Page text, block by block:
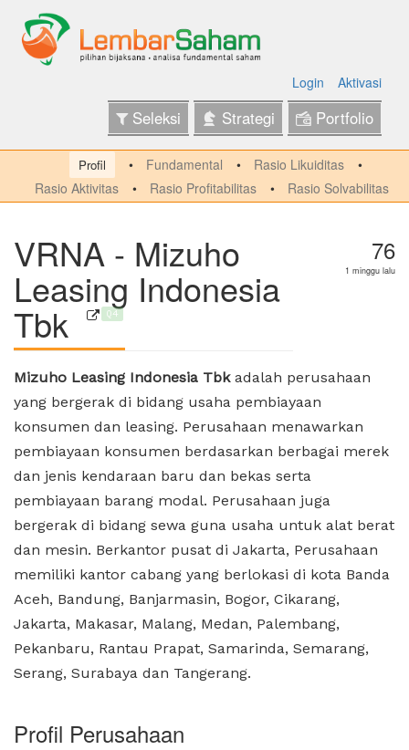
Login Aktivasi
Seleksi Strategi Portfolio
Profil Fundamental
Rasio Likuiditas
Rasio Aktivitas
Rasio Profitabilitas Rasio Solvabilitas
VRNA - Mizuho
Leasing Indonesia
Tbk Q4
76
1 minggu lalu
Mizuho Leasing Indonesia Tbkadalah perusahaan
yang bergerak di bidang usaha pembiayaan
konsumen dan leasing. Perusahaan menawarkan
pembiayaan konsumen berdasarkan berbagai merek
dan jenis kendaraan baru dan bekas serta
pembiayaan barang modal. Perusahaan juga
bergerak di bidang sewa guna usaha untuk alat berat
dan mesin. Berkantor pusat di Jakarta, Perusahaan
memiliki kantor cabang yang berlokasi di kota Banda
Aceh, Bandung, Banjarmasin, Bogor, Cikarang,
Jakarta, Makasar, Malang, Medan, Palembang,
Pekanbaru, Rantau Prapat, Samarinda, Semarang,
Serang, Surabaya dan Tangerang.
Profil Perusahaan